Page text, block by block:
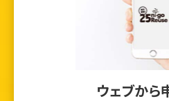
ウェブから